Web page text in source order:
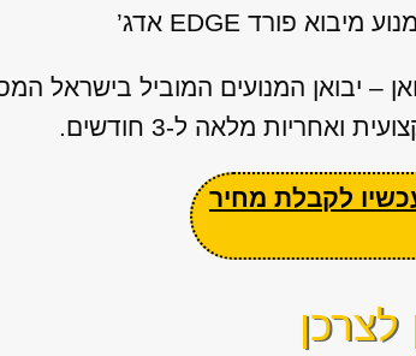
מנוע מיבוא פורד EDGE אדג’
– יבואן המנועים המוביל בישראל
מלאה ל-3 חודשים.
לקבלת מחיר
לצרכן